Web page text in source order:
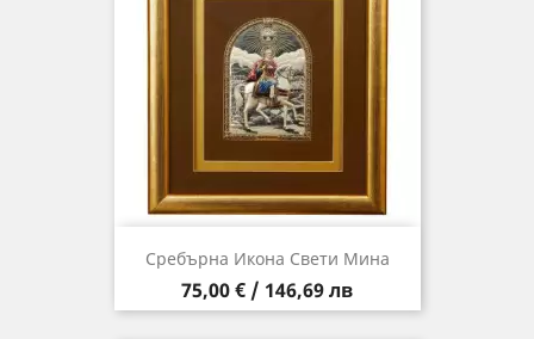
Сребърна Икона Свети Мина
Цена
75,00 € / 146,69 лв